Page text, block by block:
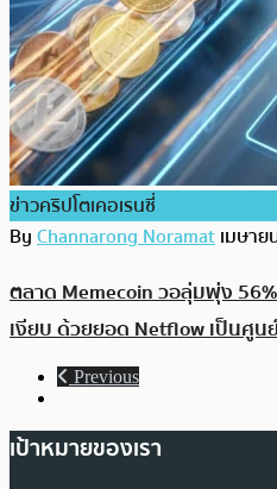
ข่าวคริปโตเคอเรนซี่
ByChannarong Noramatเมษา
ตลาด Memecoin วอลุ่มพุ่ง
เงียบ ด้วยยอด Netflow เป็นศูน
Previous
เป้าหมายของเรา